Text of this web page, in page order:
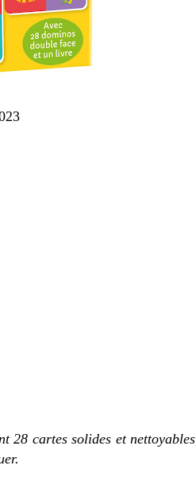
28 cartes solides et